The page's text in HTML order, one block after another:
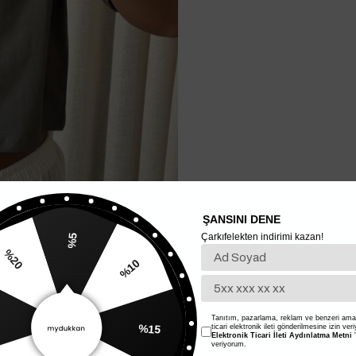
%5
%10
%15
%20
ŞANSINI DENE
Çarkıfelekten indirimi kazan!
Tanıtım, pazarlama, reklam ve benzeri
ticari elektronik ileti gönderilmesine izin
Elektronik Ticari İleti Aydınlatma Metni
veriyorum.